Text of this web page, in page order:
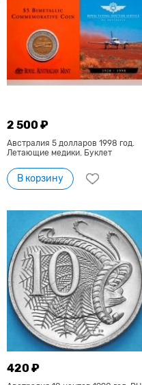
2 500 ₽
Австралия 5 долларов 1998 год.
Летающие медики. Буклет
В корзину
420 ₽